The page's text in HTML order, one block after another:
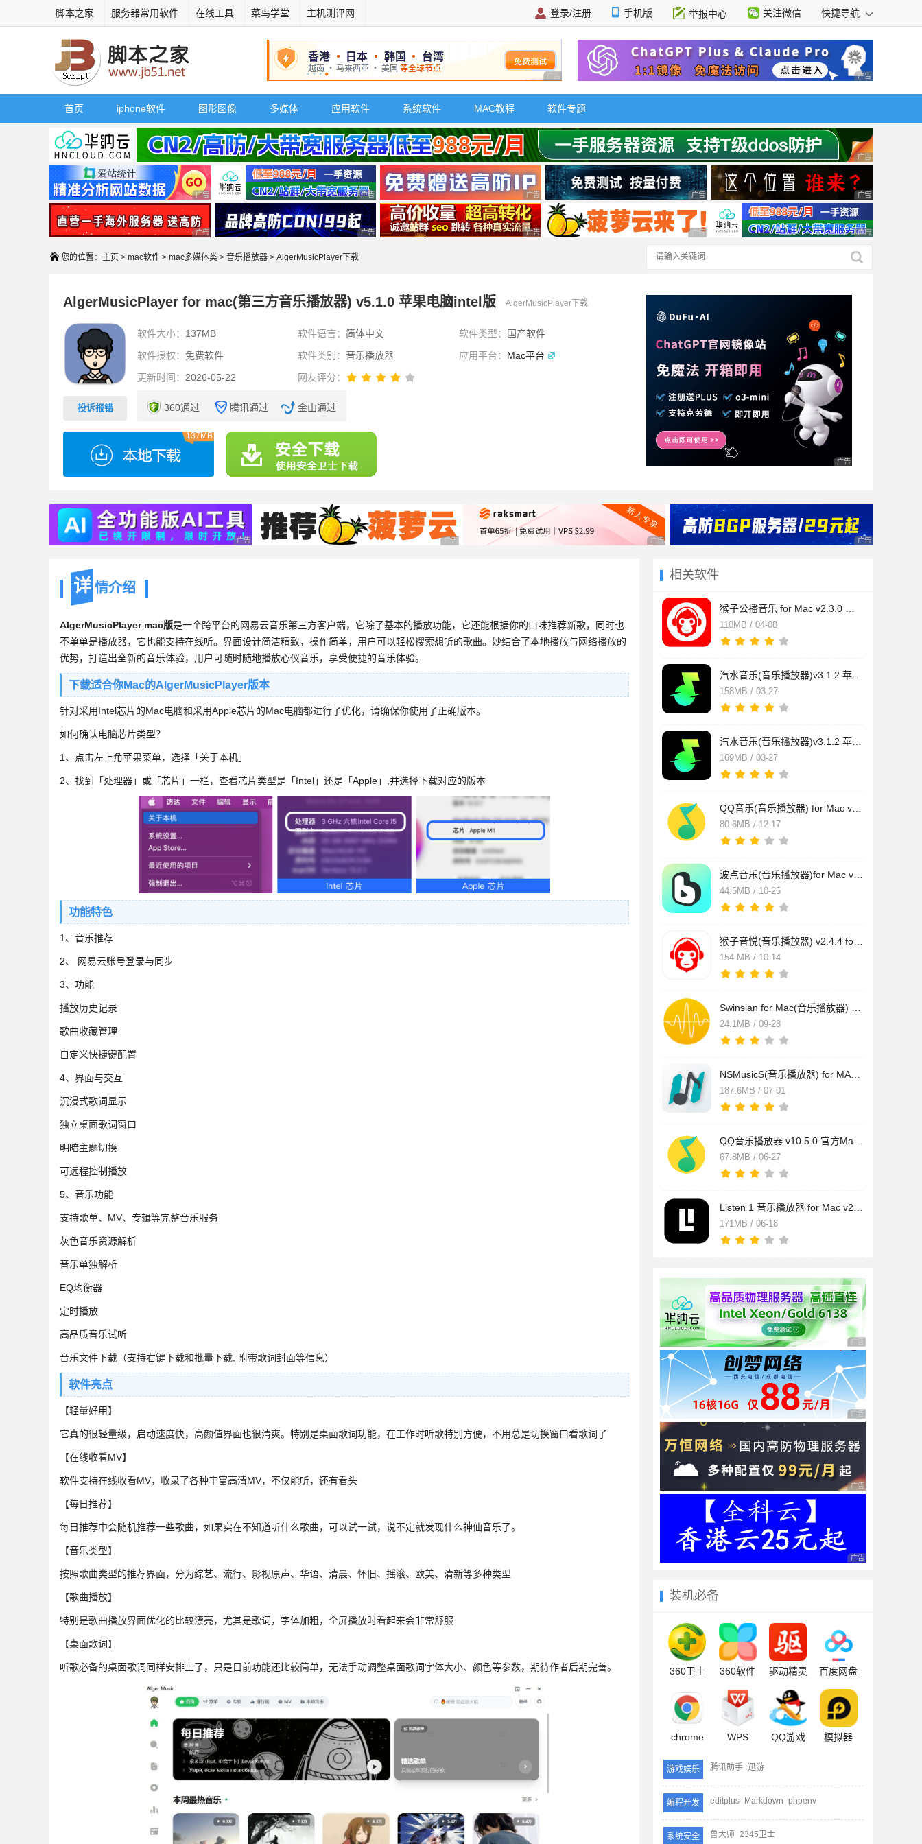
脚本之家 服务器常用软件 在线工具 菜鸟学堂 主机测评网 登录/注册 手机版 举报中心 关注微信 快捷导航
广告 商业广告，理性选择 广告 商业广告，理
首页 iphone软件 图形图像 多媒体 应用软件 系统软件 MAC教程 软件专题
广告 商业广告，理
广告 商业广告，理性选择 广告 商业广告，理性选择 广告 商业广告，理性选择 广告 商业广告，理性选择 广告 商业广告，理
广告 商业广告，理性选择 广告 商业广告，理性选择 广告 商业广告，理性选择 广告 商业广告，理性选择 广告 商业广告，理
您的位置： 主页 > mac软件 > mac多媒体类 > 音乐播放器 > AlgerMusicPlayer下载
AlgerMusicPlayer for mac(第三方音乐播放器) v5.1.0 苹果电脑intel版 AlgerMusicPlayer下载
投诉报错
软件大小： 137MB 软件语言： 简体中文 软件类型：
国产软件
软件授权： 免费软件 软件类别：音乐播放器 应用平台： Mac平台
更新时间： 2026-05-22 网友评分：
360通过 腾讯通过 金山通过
137MB
广告 商业广告，理性选择
广告 商业广告，理性选择 广告 商业广告，理性选择 广告 商业广告，理性选择 广告 商业广告，理
相关软件
110MB / 04-08
158MB / 03-27
169MB / 03-27
80.6MB / 12-17
44.5MB / 10-25
154 MB / 10-14
24.1MB / 09-28
187.6MB / 07-01
67.8MB / 06-27
171MB / 06-18
广告 商业广告，理性
广告 商业广告，理性
广告 商业广告，理性
广告 商业广告，理性
装机必备
360卫士 360软件 驱动精灵 百度网盘
chrome WPS QQ游戏 模拟器
游戏娱乐 腾讯助手 迅游
编程开发 editplus Markdown phpenv
系统安全 鲁大师 2345卫士
详 情介绍
AlgerMusicPlayer mac版是一个跨平台的网易云音乐第三方客户端，它除了基本的播放功能，它还能根据你的口味推荐新歌，同时也
不单单是播放器，它也能支持在线听。界面设计简洁精致，操作简单，用户可以轻松搜索想听的歌曲。妙结合了本地播放与网络播放的
优势，打造出全新的音乐体验，用户可随时随地播放心仪音乐，享受便捷的音乐体验。
下载适合你Mac的AlgerMusicPlayer版本
针对采用Intel芯片的Mac电脑和采用Apple芯片的Mac电脑都进行了优化，请确保你使用了正确版本。
如何确认电脑芯片类型？
1、点击左上角苹果菜单，选择「关于本机」
2、找到「处理器」或「芯片」一栏，查看芯片类型是「Intel」还是「Apple」,并选择下载对应的版本
功能特色
1、音乐推荐
2、 网易云账号登录与同步
3、功能
播放历史记录
歌曲收藏管理
自定义快捷键配置
4、界面与交互
沉浸式歌词显示
独立桌面歌词窗口
明暗主题切换
可远程控制播放
5、音乐功能
支持歌单、MV、专辑等完整音乐服务
灰色音乐资源解析
音乐单独解析
EQ均衡器
定时播放
高品质音乐试听
音乐文件下载（支持右键下载和批量下载, 附带歌词封面等信息）
软件亮点
【轻量好用】
它真的很轻量级，启动速度快，高颜值界面也很清爽。特别是桌面歌词功能，在工作时听歌特别方便，不用总是切换窗口看歌词了
【在线收看MV】
软件支持在线收看MV，收录了各种丰富高清MV，不仅能听，还有看头
【每日推荐】
每日推荐中会随机推荐一些歌曲，如果实在不知道听什么歌曲，可以试一试，说不定就发现什么神仙音乐了。
【音乐类型】
按照歌曲类型的推荐界面，分为综艺、流行、影视原声、华语、清晨、怀旧、摇滚、欧美、清新等多种类型
【歌曲播放】
特别是歌曲播放界面优化的比较漂亮，尤其是歌词，字体加粗，全屏播放时看起来会非常舒服
【桌面歌词】
听歌必备的桌面歌词同样安排上了，只是目前功能还比较简单，无法手动调整桌面歌词字体大小、颜色等参数，期待作者后期完善。